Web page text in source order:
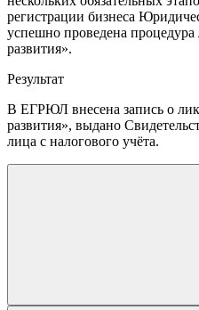
регистрации бизнеса
успешно проведена
развития».
Результат
В ЕГРЮЛ внесена запись о
развития», выдано
лица с налогового учёта.